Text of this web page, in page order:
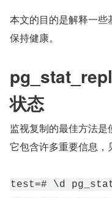
本文的目的是解释一
保持健康。
状态
监视复制的最佳方法是
它包含许多重要信息，
test=# \d